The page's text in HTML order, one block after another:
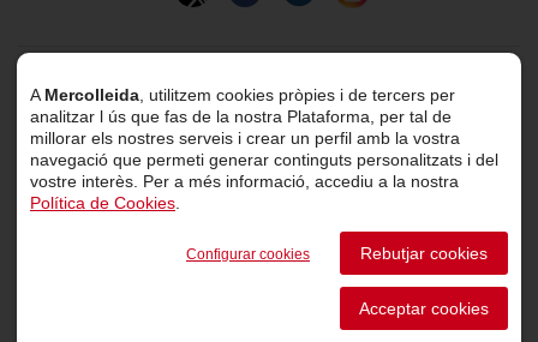
© 2026 Mercolleida. Tots els drets reservats.
Projecte web desenvolupat perACTIUM Digital
Portal de transparència
Canal de comunicació d’informants
Perfil del Contractant
A Mercolleida , utilitzem cookies pròpies i de tercers per
analitzar l ús que fas de la nostra Plataforma, per tal de
millorar els nostres serveis i crear un perfil amb la vostra
navegació que permeti generar continguts personalitzats i del
vostre interès. Per a més informació, accediu a la nostra
Política de Cookies
Configurar cookies Rebutjar cookies
Acceptar cookies